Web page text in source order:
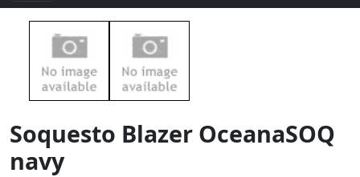
Soquesto Blazer OceanaSOQ
navy